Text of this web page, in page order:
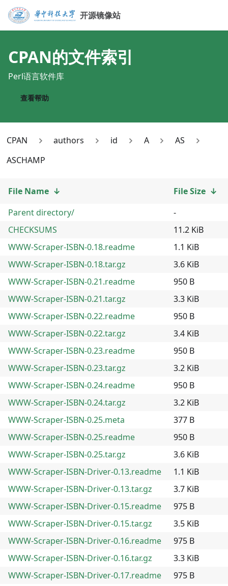
开源镜像站
CPAN的文件索引
Perl语言软件库
查看帮助
CPAN authors id A
AS
ASCHAMP
File Name ↓ File Size ↓
Parent directory/
-
CHECKSUMS
11.2 KiB
WWW-Scraper-ISBN-0.18.readme
1.1 KiB
WWW-Scraper-ISBN-0.18.tar.gz
3.6 KiB
WWW-Scraper-ISBN-0.21.readme
950 B
WWW-Scraper-ISBN-0.21.tar.gz
3.3 KiB
WWW-Scraper-ISBN-0.22.readme
950 B
WWW-Scraper-ISBN-0.22.tar.gz
3.4 KiB
WWW-Scraper-ISBN-0.23.readme
950 B
WWW-Scraper-ISBN-0.23.tar.gz
3.2 KiB
WWW-Scraper-ISBN-0.24.readme
950 B
WWW-Scraper-ISBN-0.24.tar.gz
3.2 KiB
WWW-Scraper-ISBN-0.25.meta
377 B
WWW-Scraper-ISBN-0.25.readme
950 B
WWW-Scraper-ISBN-0.25.tar.gz
3.6 KiB
WWW-Scraper-ISBN-Driver-0.13.readme
1.1 KiB
WWW-Scraper-ISBN-Driver-0.13.tar.gz
3.7 KiB
WWW-Scraper-ISBN-Driver-0.15.readme
975 B
WWW-Scraper-ISBN-Driver-0.15.tar.gz
3.5 KiB
WWW-Scraper-ISBN-Driver-0.16.readme
975 B
WWW-Scraper-ISBN-Driver-0.16.tar.gz
3.3 KiB
WWW-Scraper-ISBN-Driver-0.17.readme
975 B